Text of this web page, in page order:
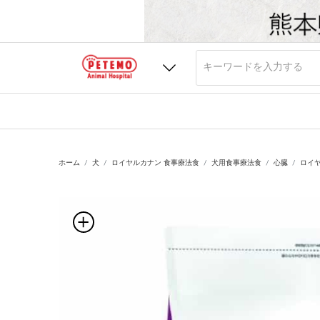
ホーム 犬 ロイヤルカナン 食事療法食 犬用食事療法食 心臓 ロイ